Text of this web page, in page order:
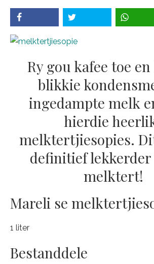
Ry gou kafee toe en
blikkie
ingedampte melk
hierdie
melktertjiesopies.
definitief lekkerder
melktert!
Mareli se
1 liter
Bestanddele